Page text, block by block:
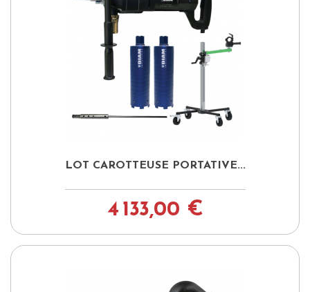
LOT CAROTTEUSE PORTATIVE...
4 133,00 €